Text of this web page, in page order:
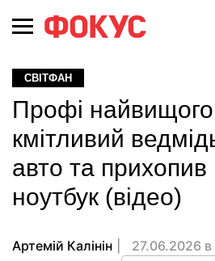
СВІТФАН
Профі найвищого
кмітливий
авто та прихопив
ноутбук (відео)
Артемій Калінін
27.06.2026